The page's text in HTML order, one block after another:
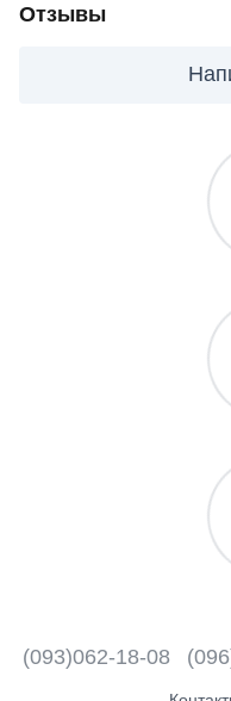
Отзывы
(093)062-18-08